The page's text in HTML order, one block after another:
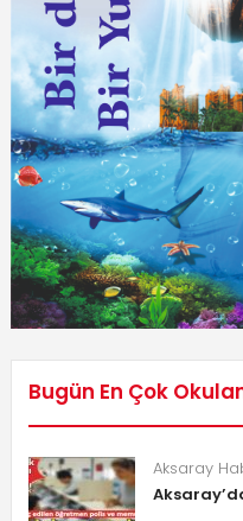
Bugün En Çok
Aksaray